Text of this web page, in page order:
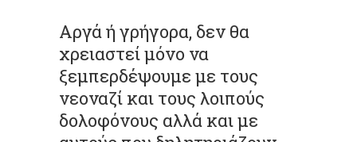
Αργά ή γρήγορα, δεν θα
χρειαστεί μόνο να
ξεμπερδέψουμε με τους
νεοναζί και τους λοιπούς
δολοφόνους αλλά και με